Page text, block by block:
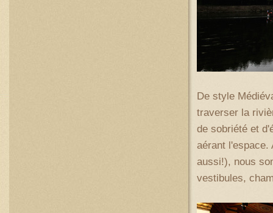
De style
traverser la
de sobriété et
aérant l'espace.
aussi!), nous
vestibules,